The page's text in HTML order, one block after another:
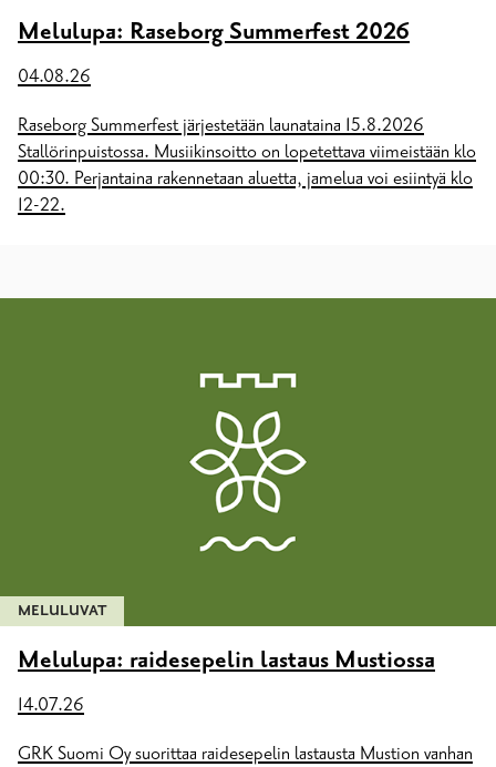
Melulupa: Raseborg Summerfest 2026
04.08.26
Raseborg Summerfest järjestetään launataina 15.8.2026
Stallörinpuistossa. Musiikinsoitto on lopetettava viimeistään klo
00:30. Perjantaina rakennetaan aluetta, jamelua voi esiintyä klo
12-22.
MELULUVAT
Melulupa: raidesepelin lastaus Mustiossa
14.07.26
GRK Suomi Oy suorittaa raidesepelin lastausta Mustion vanhan